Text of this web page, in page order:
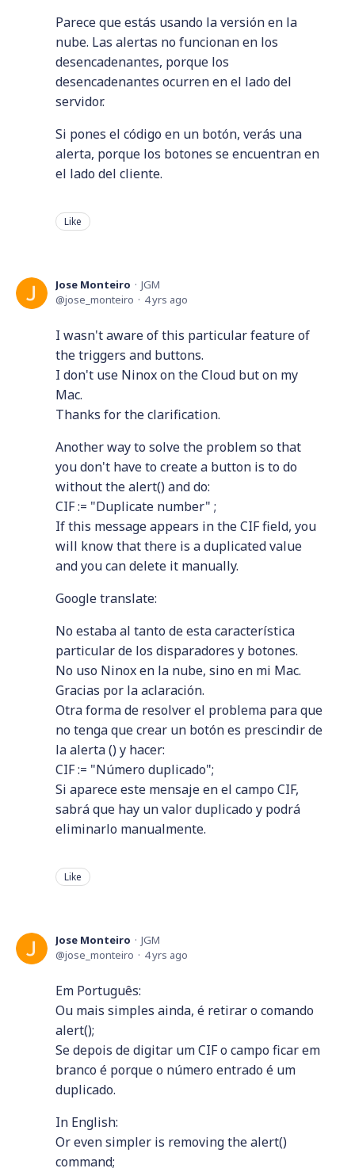
Parece que estás usando la versión en la
nube. Las alertas no funcionan en los
desencadenantes, porque los
desencadenantes ocurren en el lado del
servidor.
Si pones el código en un botón, verás una
alerta, porque los botones se encuentran en
el lado del cliente.
Like
Jose Monteiro
JGM
jose_monteiro
4 yrs ago
I wasn't aware of this particular feature of
the triggers and buttons.
I don't use Ninox on the Cloud but on my
Mac.
Thanks for the clarification.
Another way to solve the problem so that
you don't have to create a button is to do
without the alert() and do:
CIF := "Duplicate number" ;
If this message appears in the CIF field, you
will know that there is a duplicated value
and you can delete it manually.
Google translate:
No estaba al tanto de esta característica
particular de los disparadores y botones.
No uso Ninox en la nube, sino en mi Mac.
Gracias por la aclaración.
Otra forma de resolver el problema para que
no tenga que crear un botón es prescindir de
la alerta () y hacer:
CIF := "Número duplicado";
Si aparece este mensaje en el campo CIF,
sabrá que hay un valor duplicado y podrá
eliminarlo manualmente.
Like
Jose Monteiro
JGM
jose_monteiro
4 yrs ago
Em Português:
Ou mais simples ainda, é retirar o comando
alert();
Se depois de digitar um CIF o campo ficar em
branco é porque o número entrado é um
duplicado.
In English:
Or even simpler is removing the alert()
command;